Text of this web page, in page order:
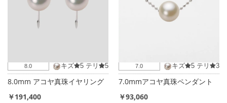
8.0 キズ 5 テリ 5
8.0mm アコヤ真珠イヤリング
￥191,400
7.0 キズ 5 テリ 3
7.0mmアコヤ真珠ペンダント
￥93,060